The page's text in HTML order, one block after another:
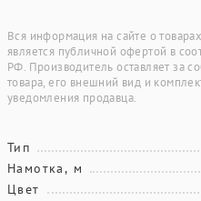
Вся информация на сайте о
является публичной офертой в
РФ. Производитель оставляет за
товара, его внешний вид и
уведомления продавца.
Тип
Намотка, м
Цвет